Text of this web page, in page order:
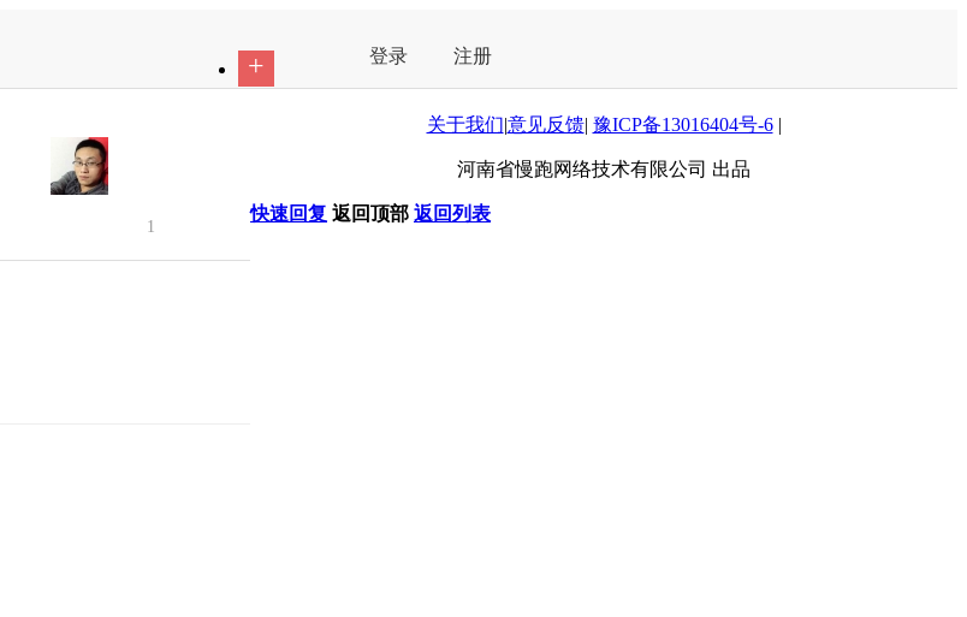
登录 注册
+
1
关于我们|意见反馈| 豫ICP备13016404号-6 |
河南省慢跑网络技术有限公司 出品
快速回复 返回顶部 返回列表